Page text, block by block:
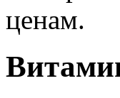
ценам.